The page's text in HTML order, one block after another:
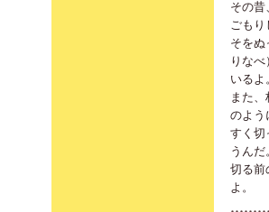
その昔
ごもり
そをぬ
りな
いるよ
また、
のよう
すく切
うんだ
切る前
よ。